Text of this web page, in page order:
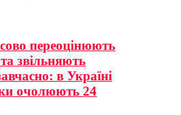
переоцінюють
звільняють
в Україні
очолюють 24